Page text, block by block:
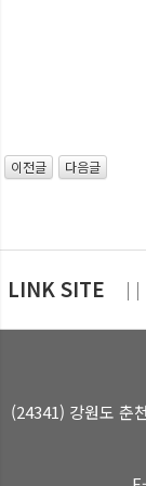
이전글 다음글
LINK SITE
(24341) 강원도 춘